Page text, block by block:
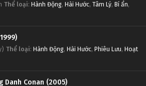
Thể loại: Hành Động, Hài Hước, Tâm Lý, Bí ẩn,
Thể loại: Hành Động, Hài Hước, Phiêu Lưu, Hoạt
Danh Conan (2005)